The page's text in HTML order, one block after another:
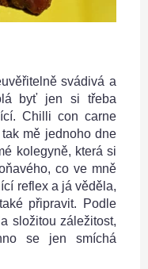
svádivá a
byť jen si třeba
Chilli con carne
mě jednoho dne
kolegyně, která si
co ve mně
reflex a já věděla,
připravit. Podle
složitou záležitost,
se jen smíchá